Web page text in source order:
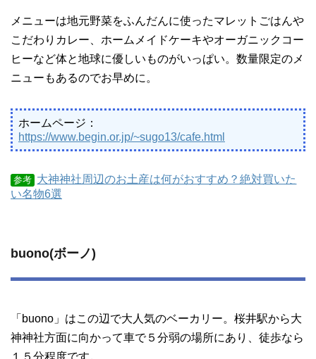
メニューは地元野菜をふんだんに使ったマレットごはんや
こだわりカレー、ホームメイドケーキやオーガニックコー
ヒーなど体と地球に優しいものがいっぱい。数量限定のメ
ニューもあるのでお早めに。
ホームページ：
https://www.begin.or.jp/~sugo13/cafe.html
参考 大神神社周辺のお土産は何がおすすめ？絶対買いた
い名物6選
buono(ボーノ)
「buono」はこの辺で大人気のベーカリー。桜井駅から大
神神社方面に向かって車で５分弱の場所にあり、徒歩なら